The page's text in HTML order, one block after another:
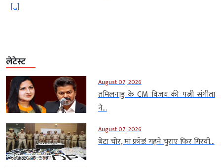
लेटेस्ट
August 07, 2026
तमिलनाडु के CM विजय की पत्नी संगीता
ने...
August 07, 2026
बेटा चोर, मां फ्रॉड! गहने चुराए फिर गिरवी...